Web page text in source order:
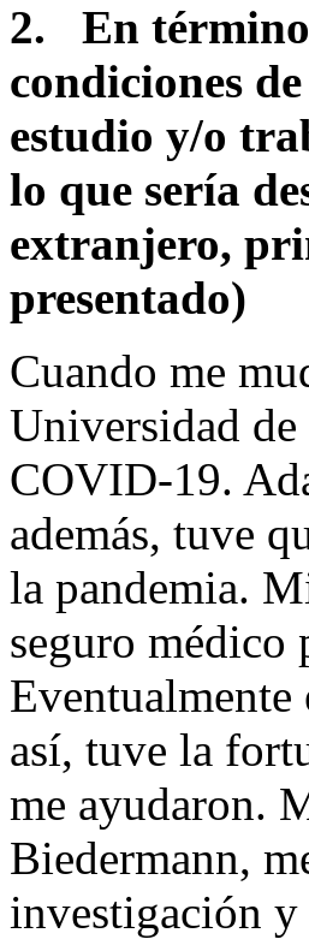
2. En
condiciones
estudio y/o
lo que sería
extranjero,
presentado)
Cuando me
Universidad
COVID-19.
además, tuve
la pandemia.
seguro
Eventualmente
así, tuve la
me ayudaron.
Biedermann,
investigación y